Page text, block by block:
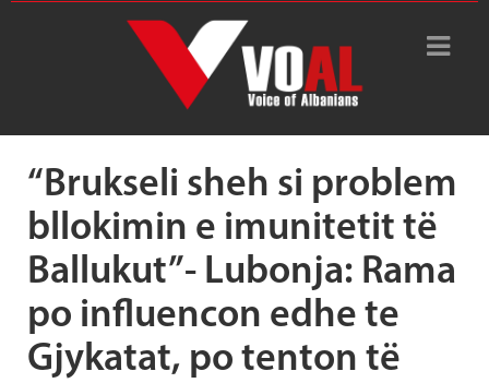
Tag Archive: imuniteti i
“Brukseli sheh si problem
bllokimin e imunitetit të
Ballukut”- Lubonja: Rama
po influencon edhe te
Gjykatat, po tenton të